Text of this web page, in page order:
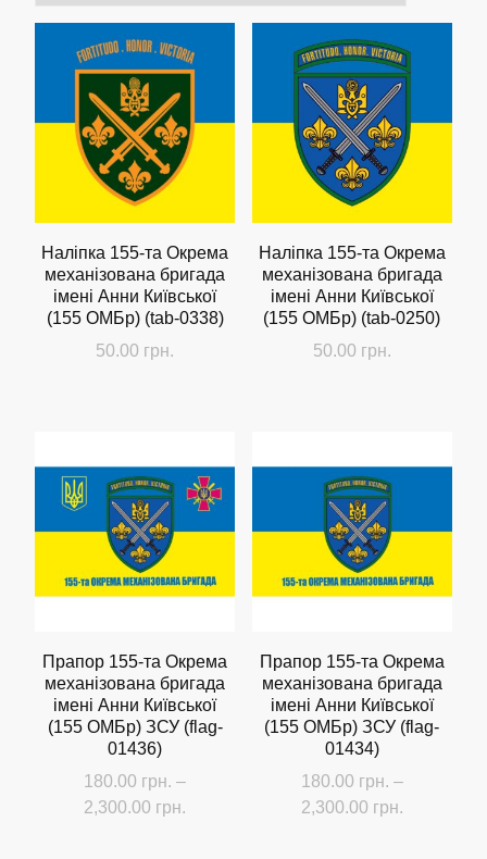
Наліпка 155-та Окрема
механізована бригада
імені Анни Київської
(155 ОMБр) (tab-0338)
50.00 грн.
Наліпка 155-та Окрема
механізована бригада
імені Анни Київської
(155 ОMБр) (tab-0250)
50.00 грн.
Прапор 155-та Окрема
механізована бригада
імені Анни Київської
(155 ОMБр) ЗСУ (flag-
01436)
180.00 грн. –
2,300.00 грн.
Прапор 155-та Окрема
механізована бригада
імені Анни Київської
(155 ОMБр) ЗСУ (flag-
01434)
180.00 грн. –
2,300.00 грн.Діапазон